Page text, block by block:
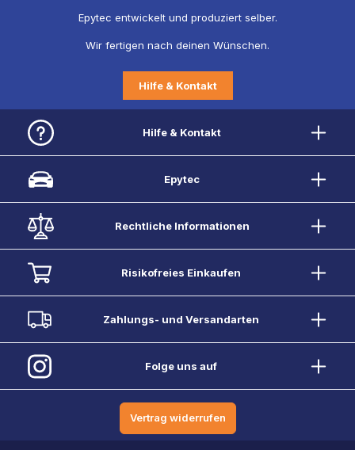
Epytec entwickelt und produziert selber.
Wir fertigen nach deinen Wünschen.
Hilfe & Kontakt
Hilfe & Kontakt
Epytec
Rechtliche Informationen
Risikofreies Einkaufen
Zahlungs- und Versandarten
Folge uns auf
Vertrag widerrufen